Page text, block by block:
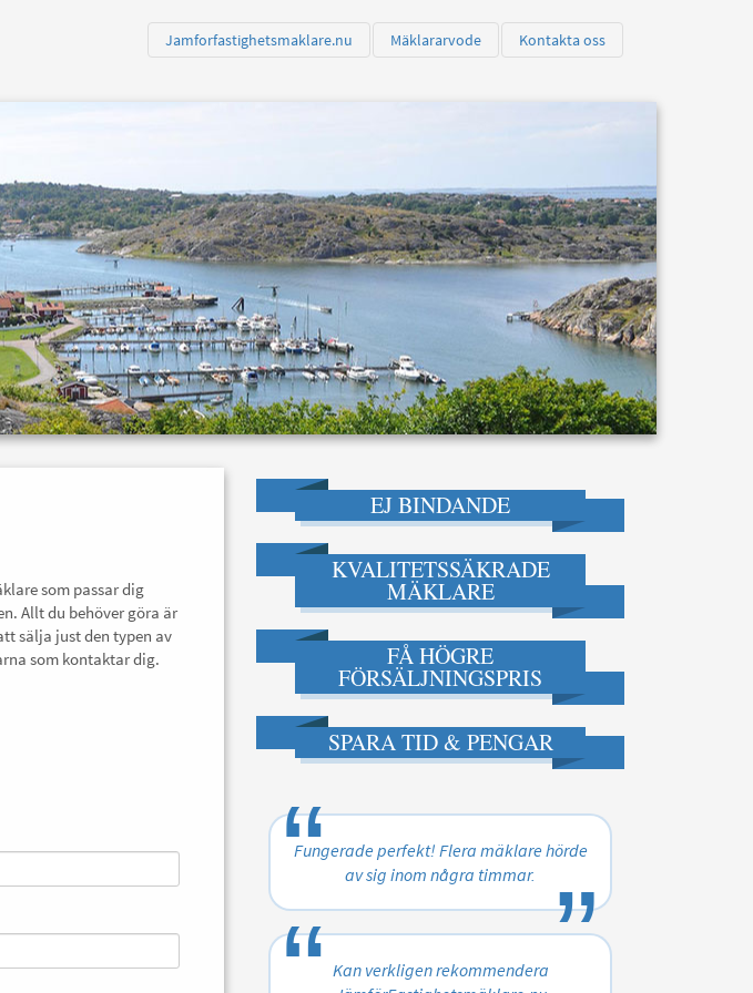
Jamforfastighetsmaklare.nu Mäklararvode Kontakta oss
som passar dig
Allt du behöver göra är
sälja just den typen av
som kontaktar dig.
EJ BINDANDE
KVALITETSSÄKRADE
MÄKLARE
FÅ HÖGRE
FÖRSÄLJNINGSPRIS
SPARA TID & PENGAR
“
Fungerade perfekt! Flera mäklare hörde
av sig inom några timmar.
„
Kan verkligen rekommendera